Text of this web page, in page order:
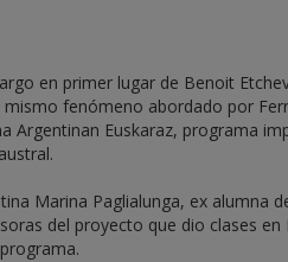
en primer lugar de Benoit
fenómeno abordado por
Euskaraz, programa
Marina Paglialunga, ex alumna
del proyecto que dio clases en